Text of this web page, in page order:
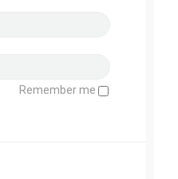
Remember me